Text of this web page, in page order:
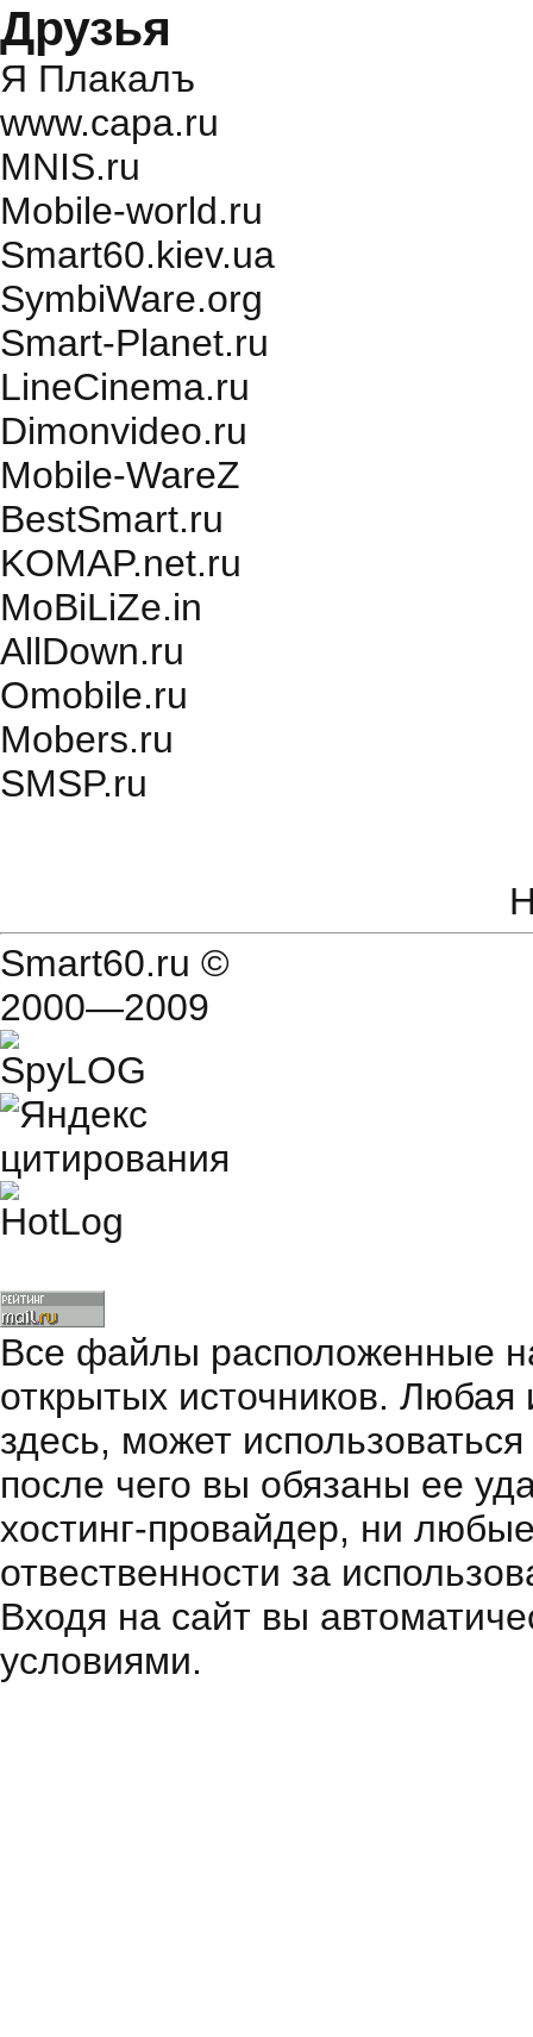
Друзья
Я Плакалъ
www.capa.ru
MNIS.ru
Mobile-world.ru
Smart60.kiev.ua
SymbiWare.org
Smart-Planet.ru
LineCinema.ru
Dimonvideo.ru
Mobile-WareZ
BestSmart.ru
KOMAP.net.ru
MoBiLiZe.in
AllDown.ru
Оmobile.ru
Mobers.ru
SMSP.ru
Smart60.ru ©
2000—2009
Все файлы расположенные
открытых источников.
здесь, может
после чего вы обязаны ее
хостинг-провайдер, ни
отвественности за
Входя на сайт вы
условиями.